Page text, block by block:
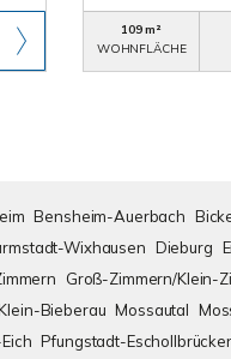
109 m²
WOHNFLÄCHE
Bensheim-Auerbach
Wixhausen Dieburg
Groß-Zimmern/Klein-
Bieberau Mossautal
Pfungstadt-